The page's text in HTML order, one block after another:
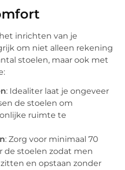
inrichten van je
om niet alleen rekening
stoelen, maar ook met
: Idealiter laat je ongeveer
de stoelen om
ruimte te
: Zorg voor minimaal 70
de stoelen zodat men
en opstaan zonder